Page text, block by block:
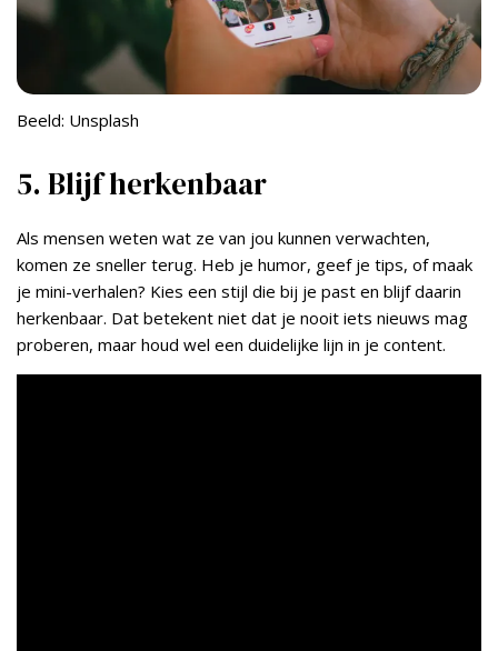
Beeld: Unsplash
5. Blijf herkenbaar
Als mensen weten wat ze van jou kunnen verwachten,
komen ze sneller terug. Heb je humor, geef je tips, of maak
je mini-verhalen? Kies een stijl die bij je past en blijf daarin
herkenbaar. Dat betekent niet dat je nooit iets nieuws mag
proberen, maar houd wel een duidelijke lijn in je content.